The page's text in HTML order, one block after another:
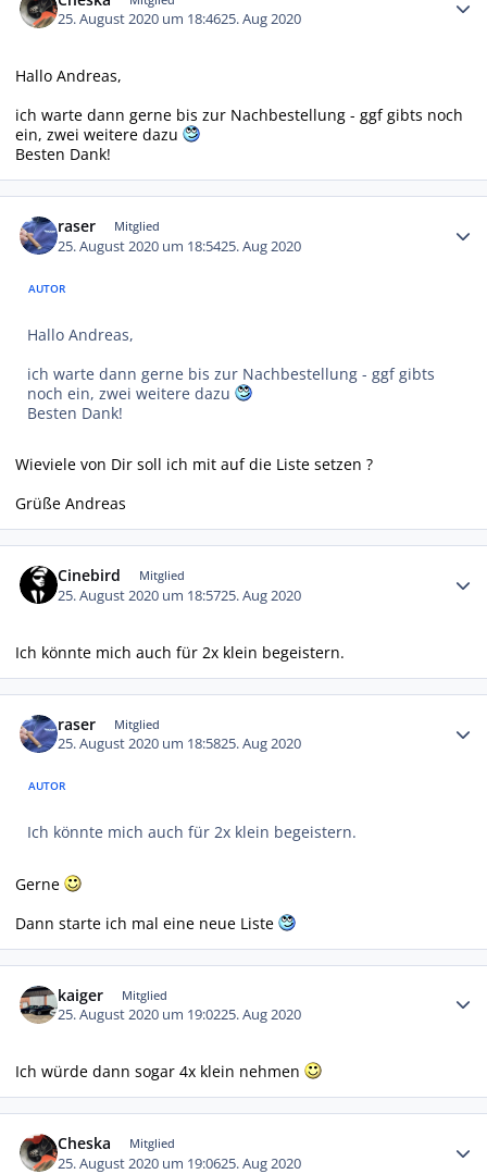
25. August 2020 um 18:4625. Aug 2020
Hallo Andreas,
ich warte dann gerne bis zur Nachbestellung - ggf gibts noch
ein, zwei weitere dazu
Besten Dank!
raser Mitglied
25. August 2020 um 18:5425. Aug 2020
AUTOR
Hallo Andreas,
ich warte dann gerne bis zur Nachbestellung - ggf gibts
noch ein, zwei weitere dazu
Besten Dank!
Wieviele von Dir soll ich mit auf die Liste setzen ?
Grüße Andreas
Cinebird Mitglied
25. August 2020 um 18:5725. Aug 2020
Ich könnte mich auch für 2x klein begeistern.
raser Mitglied
25. August 2020 um 18:5825. Aug 2020
AUTOR
Ich könnte mich auch für 2x klein begeistern.
Gerne
Dann starte ich mal eine neue Liste
kaiger Mitglied
25. August 2020 um 19:0225. Aug 2020
Ich würde dann sogar 4x klein nehmen
Cheska Mitglied
25. August 2020 um 19:0625. Aug 2020